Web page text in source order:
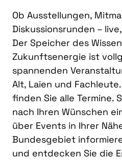
Ob Ausstellungen,
Diskussionsrunden –
Der Speicher des
Zukunftsenergie ist
spannenden
Alt, Laien und
finden Sie alle Termine.
nach Ihren Wünschen
über Events in Ihrer
Bundesgebiet
und entdecken Sie die